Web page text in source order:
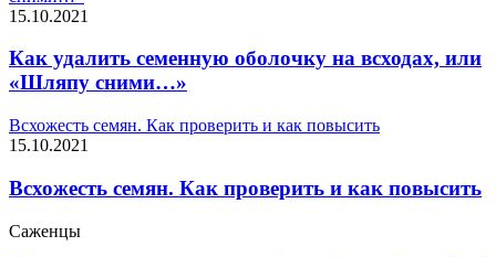
15.10.2021
Как удалить семенную оболочку на всходах, или
«Шляпу сними…»
Всхожесть семян. Как проверить и как повысить
15.10.2021
Всхожесть семян. Как проверить и как повысить
Саженцы